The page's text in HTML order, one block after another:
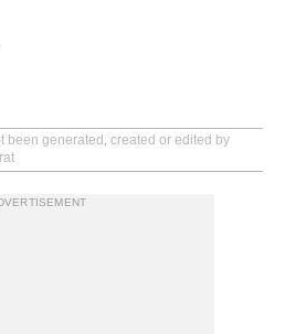
been generated, created or edited by